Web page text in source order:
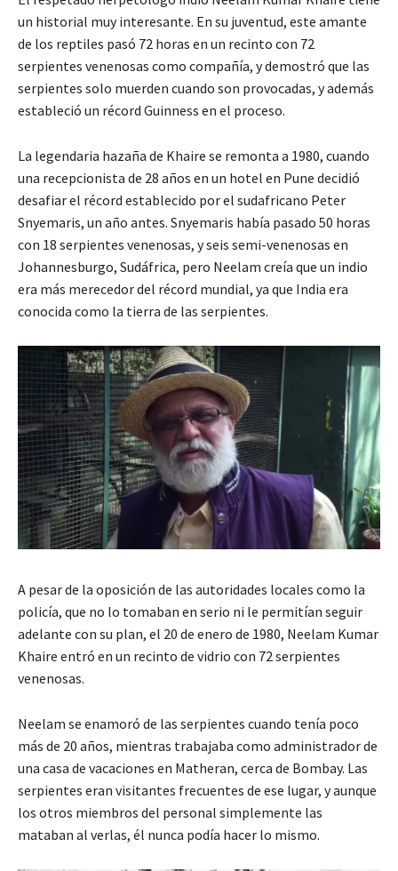
un historial muy interesante. En su juventud, este amante
de los reptiles pasó 72 horas en un recinto con 72
serpientes venenosas como compañía, y demostró que las
serpientes solo muerden cuando son provocadas, y además
estableció un récord Guinness en el proceso.
La legendaria hazaña de Khaire se remonta a 1980, cuando
una recepcionista de 28 años en un hotel en Pune decidió
desafiar el récord establecido por el sudafricano Peter
Snyemaris, un año antes. Snyemaris había pasado 50 horas
con 18 serpientes venenosas, y seis semi-venenosas en
Johannesburgo, Sudáfrica, pero Neelam creía que un indio
era más merecedor del récord mundial, ya que India era
conocida como la tierra de las serpientes.
A pesar de la oposición de las autoridades locales como la
policía, que no lo tomaban en serio ni le permitían seguir
adelante con su plan, el 20 de enero de 1980, Neelam Kumar
Khaire entró en un recinto de vidrio con 72 serpientes
venenosas.
Neelam se enamoró de las serpientes cuando tenía poco
más de 20 años, mientras trabajaba como administrador de
una casa de vacaciones en Matheran, cerca de Bombay. Las
serpientes eran visitantes frecuentes de ese lugar, y aunque
los otros miembros del personal simplemente las
mataban al verlas, él nunca podía hacer lo mismo.